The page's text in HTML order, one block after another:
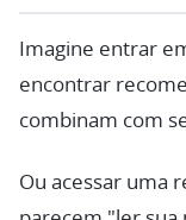
Imagine entrar
encontrar
combinam com
Ou acessar uma